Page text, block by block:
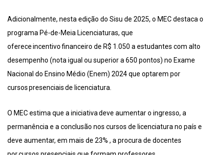
Adicionalmente, nesta edição do Sisu de 2025, o MEC destaca o
programa Pé-de-Meia Licenciaturas, que
oferece incentivo financeiro de R$ 1.050 a estudantes com alto
desempenho (nota igual ou superior a 650 pontos) no Exame
Nacional do Ensino Médio (Enem) 2024 que optarem por
cursos presenciais de licenciatura.
O MEC estima que a iniciativa deve aumentar o ingresso, a
permanência e a conclusão nos cursos de licenciatura no país e
deve aumentar, em mais de 23% , a procura de docentes